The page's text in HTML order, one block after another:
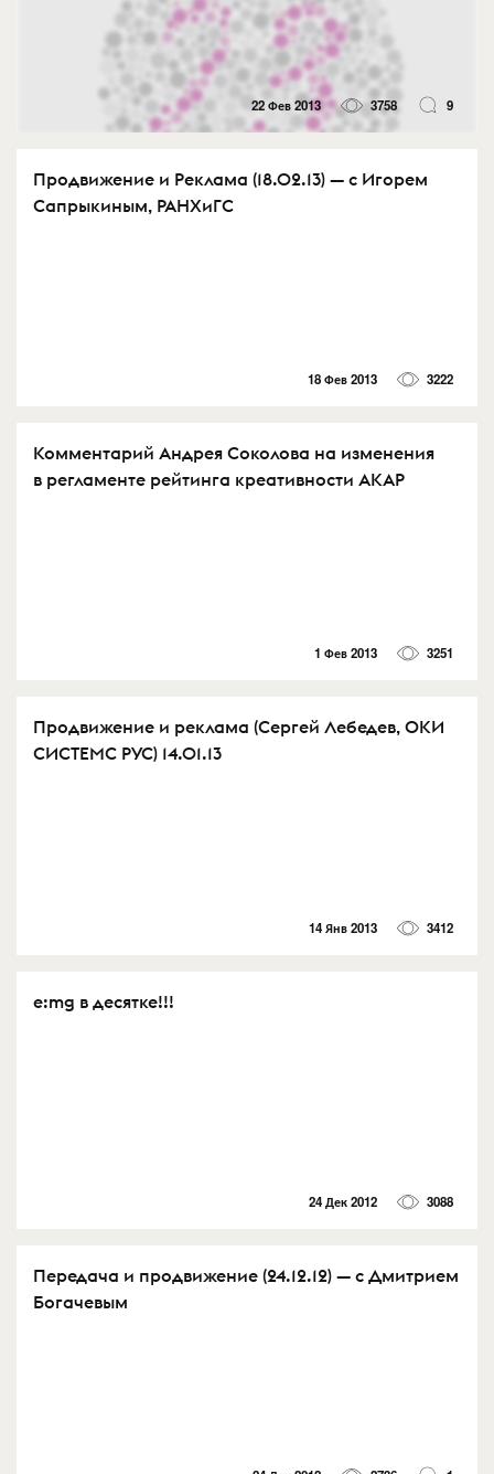
22 Фев 2013 3758 9
Продвижение и Реклама (18.02.13) — с Игорем
Сапрыкиным, РАНХиГС
18 Фев 2013 3222
Комментарий Андрея Соколова на изменения
в регламенте рейтинга креативности АКАР
1 Фев 2013 3251
Продвижение и реклама (Сергей Лебедев, ОКИ
СИСТЕМС РУС) 14.01.13
14 Янв 2013 3412
e:mg в десятке!!!
24 Дек 2012 3088
Передача и продвижение (24.12.12) — с Дмитрием
Богачевым